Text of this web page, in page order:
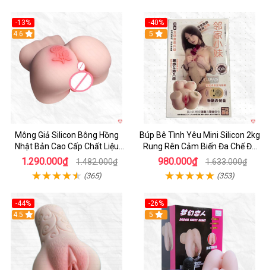
-13%
4.6
Mông Giả Silicon Bông Hồng
Nhật Bản Cao Cấp Chất Liệu
Mềm Mại
1.290.000₫ 1.482.000₫
(365)
-40%
5
Búp Bê Tình Yêu Mini Silicon 2kg
Rung Rên Cảm Biến Đa Chế Độ
Sành Điệu
980.000₫ 1.633.000₫
(353)
-44%
4.5
-26%
Hot
5